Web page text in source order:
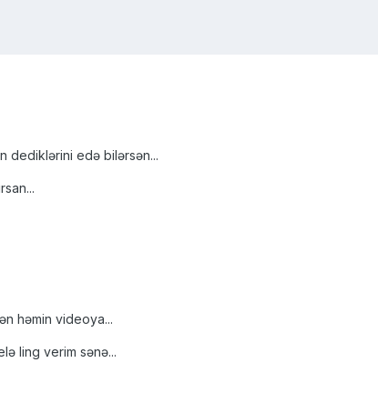
dediklərini edə bilərsən...
həmin videoya...
ling verim sənə...